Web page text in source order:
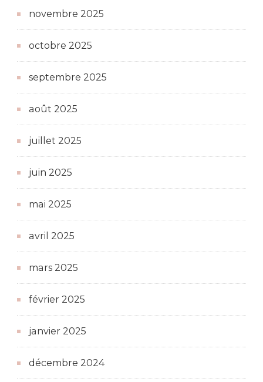
novembre 2025
octobre 2025
septembre 2025
août 2025
juillet 2025
juin 2025
mai 2025
avril 2025
mars 2025
février 2025
janvier 2025
décembre 2024